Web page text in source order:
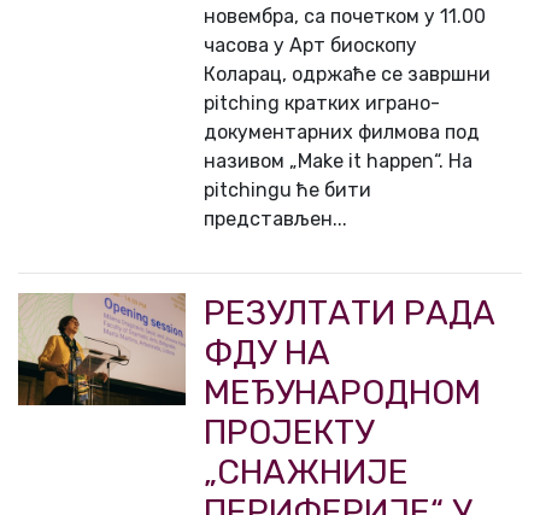
новембра, са почетком у 11.00
часова у Арт биоскопу
Коларац, одржаће се завршни
pitching кратких игранo-
документарних филмова под
називом „Make it happen“. На
pitchingu ће бити
представљен...
РЕЗУЛТАТИ РАДА
ФДУ НА
МЕЂУНАРОДНОМ
ПРОЈЕКТУ
„СНАЖНИЈЕ